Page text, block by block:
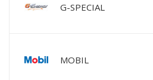
G-SPECIAL
MOBIL